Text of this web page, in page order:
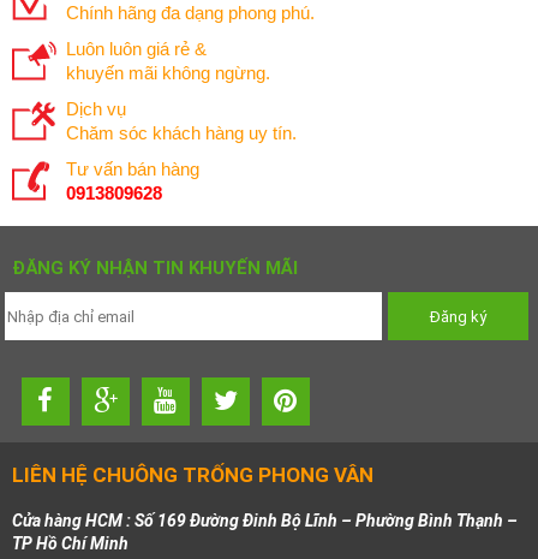
Chính hãng đa dạng phong phú.
Luôn luôn giá rẻ &
khuyến mãi không ngừng.
Dịch vụ
Chăm sóc khách hàng uy tín.
Tư vấn bán hàng
0913809628
ĐĂNG KÝ NHẬN TIN KHUYẾN MÃI
LIÊN HỆ CHUÔNG TRỐNG PHONG VÂN
Cửa hàng HCM : Số 169 Đường Đinh Bộ Lĩnh – Phường Bình Thạnh –
TP Hồ Chí Minh